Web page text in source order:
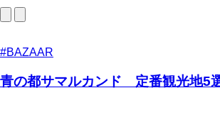
#BAZAAR
青の都サマルカンド 定番観光地5